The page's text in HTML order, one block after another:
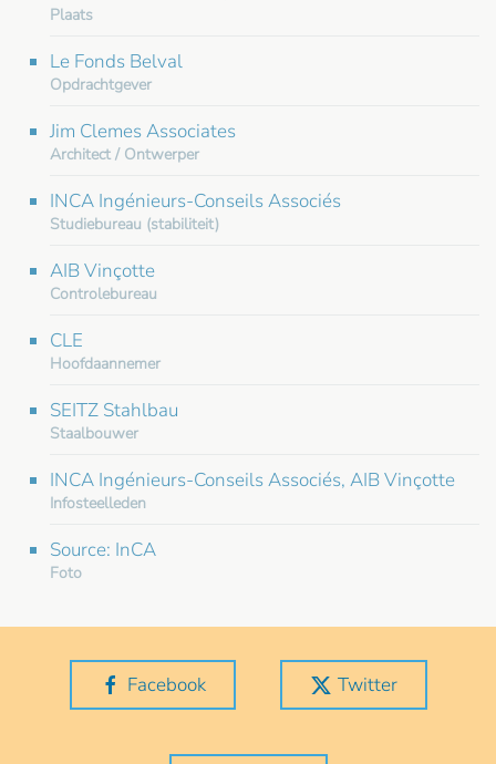
Plaats
Le Fonds Belval
Opdrachtgever
Jim Clemes Associates
Architect / Ontwerper
INCA Ingénieurs-Conseils Associés
Studiebureau (stabiliteit)
AIB Vinçotte
Controlebureau
CLE
Hoofdaannemer
SEITZ Stahlbau
Staalbouwer
INCA Ingénieurs-Conseils Associés, AIB Vinçotte
Infosteelleden
Source: InCA
Foto
Facebook Twitter